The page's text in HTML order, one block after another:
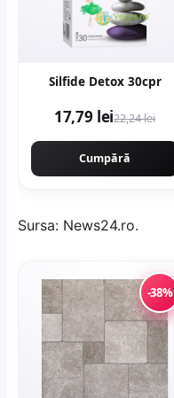
Silfide Detox 30cpr
17,79 lei22,24 lei
Cumpără
Sursa: News24.ro.
-38%